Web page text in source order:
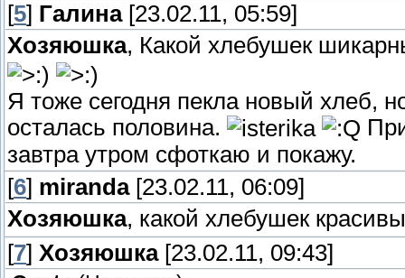
[5] Галина[23.02.11, 05:59]
Хозяюшка, Какой хлебушек
Я тоже сегодня пекла новый хлеб,
осталась половина.
завтра утром сфоткаю и покажу.
[6] miranda[23.02.11, 06:09]
Хозяюшка, какой хлебушек
[7] Хозяюшка[23.02.11, 09:43]